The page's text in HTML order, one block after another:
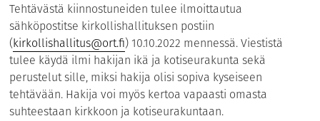
Tehtävästä kiinnostuneiden tulee ilmoittautua
sähköpostitse kirkollishallituksen postiin
(kirkollishallitus@ort.fi) 10.10.2022 mennessä. Viestistä
tulee käydä ilmi hakijan ikä ja kotiseurakunta sekä
perustelut sille, miksi hakija olisi sopiva kyseiseen
tehtävään. Hakija voi myös kertoa vapaasti omasta
suhteestaan kirkkoon ja kotiseurakuntaan.